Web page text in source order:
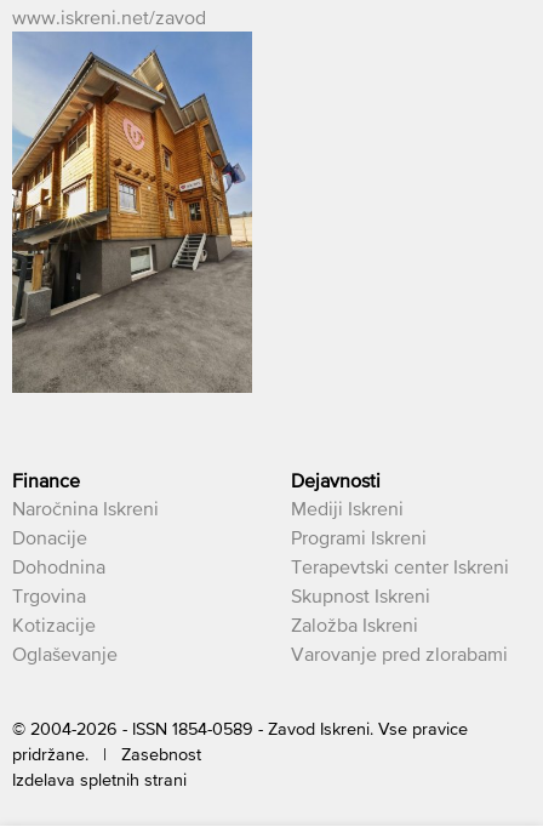
www.iskreni.net/zavod
Finance
Naročnina Iskreni
Donacije
Dohodnina
Trgovina
Kotizacije
Oglaševanje
Dejavnosti
Mediji Iskreni
Programi Iskreni
Terapevtski center Iskreni
Skupnost Iskreni
Založba Iskreni
Varovanje pred zlorabami
© 2004-2026 - ISSN 1854-0589 - Zavod Iskreni. Vse pravice
pridržane. | Zasebnost
Izdelava spletnih strani